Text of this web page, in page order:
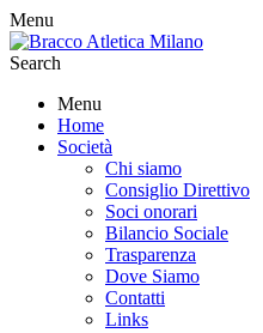
Menu
Search
Menu
Home
Società
Chi siamo
Consiglio Direttivo
Soci onorari
Bilancio Sociale
Trasparenza
Dove Siamo
Contatti
Links